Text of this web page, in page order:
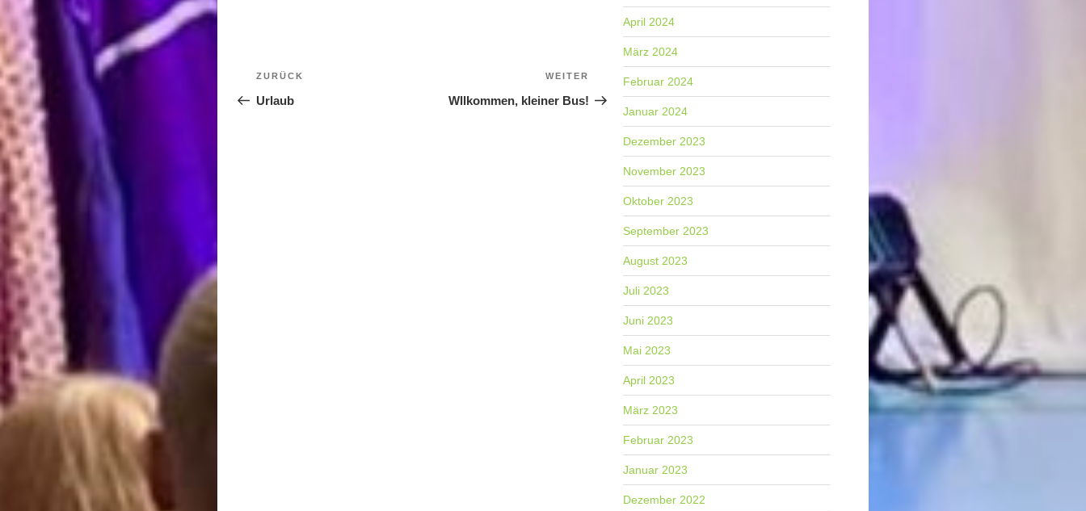
BEITRAGSNAVIGATION
Vorheriger
Beitrag
ZURÜCK
Urlaub
Nächster
Beitrag
WEITER
Wllkommen, kleiner Bus!
April 2024
März 2024
Februar 2024
Januar 2024
Dezember 2023
November 2023
Oktober 2023
September 2023
August 2023
Juli 2023
Juni 2023
Mai 2023
April 2023
März 2023
Februar 2023
Januar 2023
Dezember 2022